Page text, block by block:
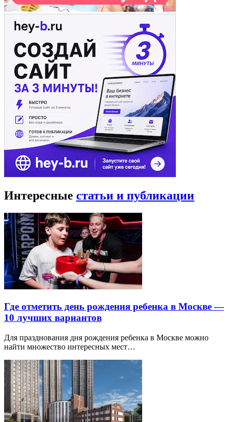
Интересные статьи и публикации
Где отметить день рождения ребенка в Москве —
10 лучших вариантов
Для празднования дня рождения ребенка в Москве можно
найти множество интересных мест…